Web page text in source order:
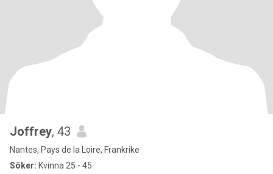
Joffrey, 43
Nantes, Pays de la Loire, Frankrike
Söker: Kvinna 25 - 45